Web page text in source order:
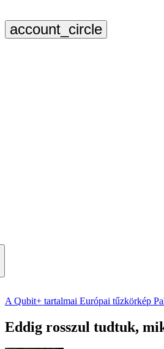
A Qubit+ tartalmai Európai tűzkörkép
Eddig rosszul tudtuk,